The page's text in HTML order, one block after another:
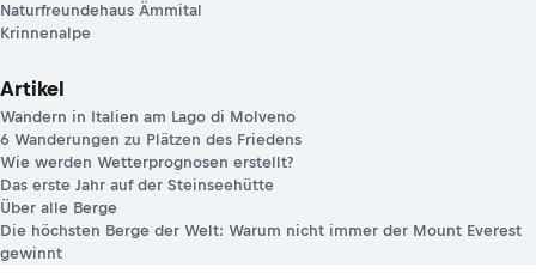
Naturfreundehaus Ämmital
Krinnenalpe
Artikel
Wandern in Italien am Lago di Molveno
6 Wanderungen zu Plätzen des Friedens
Wie werden Wetterprognosen erstellt?
Das erste Jahr auf der Steinseehütte
Über alle Berge
Die höchsten Berge der Welt: Warum nicht immer der Mount Everest
gewinnt